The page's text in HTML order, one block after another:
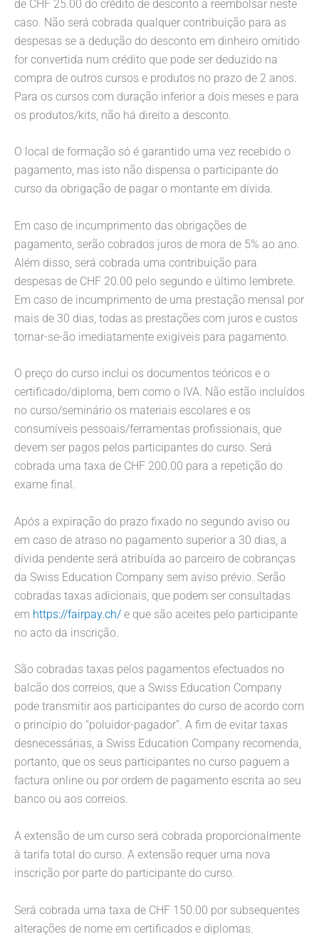
de CHF 25.00 do crédito de desconto a reembolsar neste
caso. Não será cobrada qualquer contribuição para as
despesas se a dedução do desconto em dinheiro omitido
for convertida num crédito que pode ser deduzido na
compra de outros cursos e produtos no prazo de 2 anos.
Para os cursos com duração inferior a dois meses e para
os produtos/kits, não há direito a desconto.
O local de formação só é garantido uma vez recebido o
pagamento, mas isto não dispensa o participante do
curso da obrigação de pagar o montante em dívida.
Em caso de incumprimento das obrigações de
pagamento, serão cobrados juros de mora de 5% ao ano.
Além disso, será cobrada uma contribuição para
despesas de CHF 20.00 pelo segundo e último lembrete.
Em caso de incumprimento de uma prestação mensal por
mais de 30 dias, todas as prestações com juros e custos
tornar-se-ão imediatamente exigíveis para pagamento.
O preço do curso inclui os documentos teóricos e o
certificado/diploma, bem como o IVA. Não estão incluídos
no curso/seminário os materiais escolares e os
consumíveis pessoais/ferramentas profissionais, que
devem ser pagos pelos participantes do curso. Será
cobrada uma taxa de CHF 200.00 para a repetição do
exame final.
Após a expiração do prazo fixado no segundo aviso ou
em caso de atraso no pagamento superior a 30 dias, a
dívida pendente será atribuída ao parceiro de cobranças
da Swiss Education Company sem aviso prévio. Serão
cobradas taxas adicionais, que podem ser consultadas
em https://fairpay.ch/ e que são aceites pelo participante
no acto da inscrição.
São cobradas taxas pelos pagamentos efectuados no
balcão dos correios, que a Swiss Education Company
pode transmitir aos participantes do curso de acordo com
o princípio do “poluidor-pagador”. A fim de evitar taxas
desnecessárias, a Swiss Education Company recomenda,
portanto, que os seus participantes no curso paguem a
factura online ou por ordem de pagamento escrita ao seu
banco ou aos correios.
A extensão de um curso será cobrada proporcionalmente
à tarifa total do curso. A extensão requer uma nova
inscrição por parte do participante do curso.
Será cobrada uma taxa de CHF 150.00 por subsequentes
alterações de nome em certificados e diplomas.